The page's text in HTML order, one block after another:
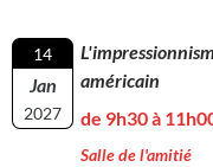
14
Jan
2027
américain
de 9h30 à
Salle de l'amitié